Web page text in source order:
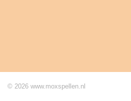
© 2026 www.moxspellen.nl